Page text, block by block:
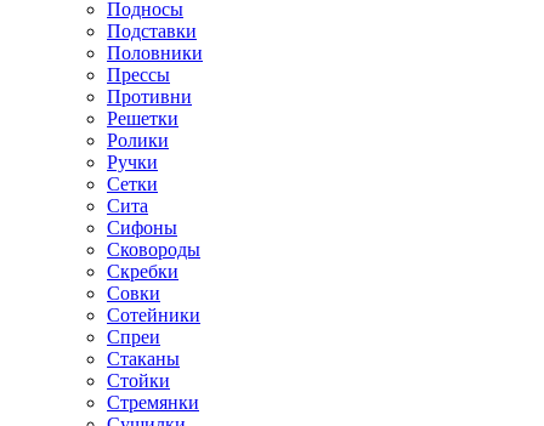
Подносы
Подставки
Половники
Прессы
Противни
Решетки
Ролики
Ручки
Сетки
Сита
Сифоны
Сковороды
Скребки
Совки
Сотейники
Спреи
Стаканы
Стойки
Стремянки